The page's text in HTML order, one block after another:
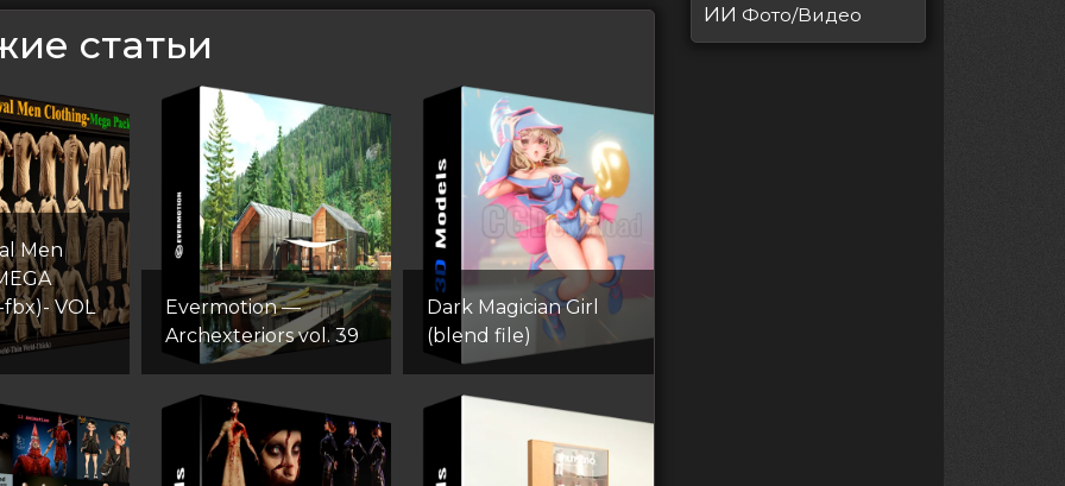
статьи
Men
fbx)- VOL
Evermotion —
Archexteriors vol. 39
Dark Magician Girl
(blend file)
ИИ Фото/Видео